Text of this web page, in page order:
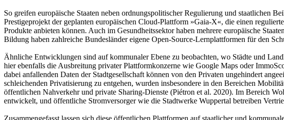
So greifen europäische Staaten neben ordnungspolitischer Regulierung und staatlichen
Prestigeprojekt der geplanten europäischen Cloud-Plattform »Gaia-X«, die einen
Produkte anbieten können. Auch im Gesundheitssektor haben mehrere europäische
Bildung haben zahlreiche Bundesländer eigene Open-Source-Lernplattformen für den
Ähnliche Entwicklungen sind auf kommunaler Ebene zu beobachten, wo Städte und
hier ebenfalls die Ausbreitung privater Plattformkonzerne wie Google Maps oder
dabei anfallenden Daten der Stadtgesellschaft können von den Privaten ungehindert
schleichenden Privatisierung zu entgehen, wurden insbesondere in den Bereichen
öffentlichen Nahverkehr und private Sharing-Dienste (Piétron et al. 2020). Im Bereich
entwickelt, und öffentliche Stromversorger wie die Stadtwerke Wuppertal betreiben
Zusammengefasst lassen sich diese öffentlichen Plattformen auf staatlicher und